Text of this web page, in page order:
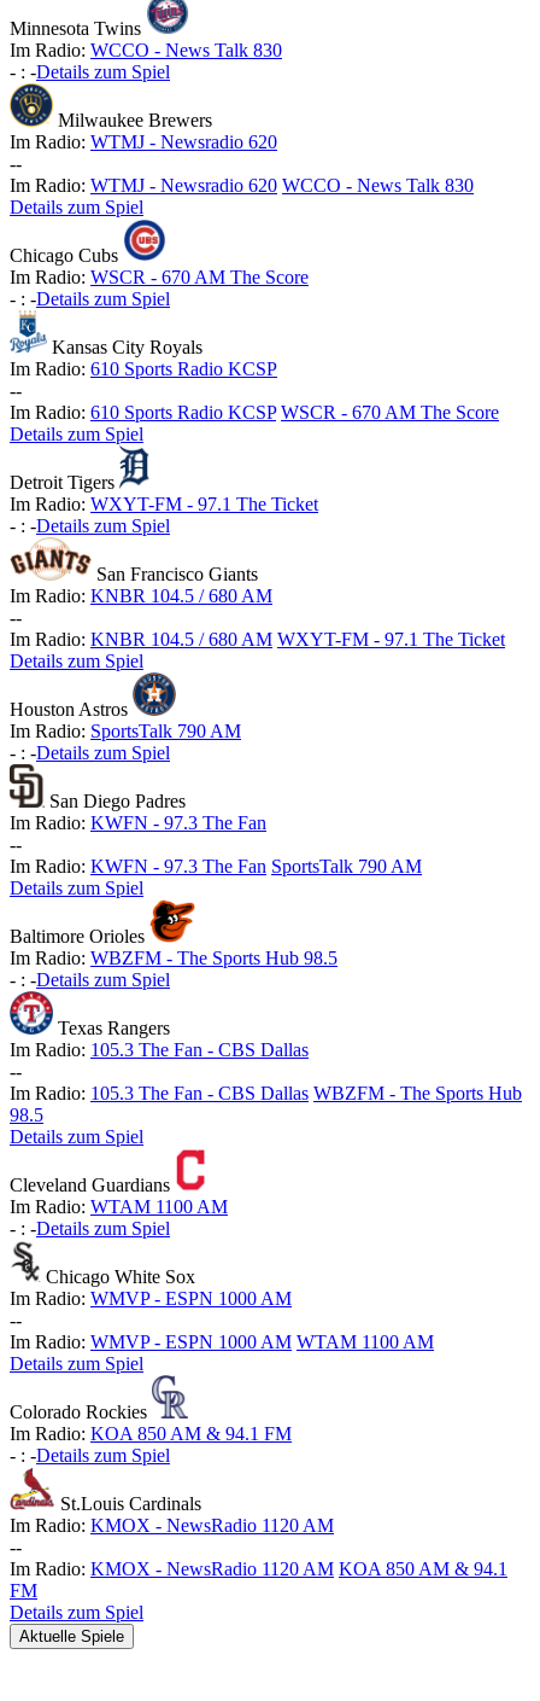
Minnesota Twins
Im Radio: WCCO - News Talk 830
- : -Details zum Spiel
Milwaukee Brewers
Im Radio: WTMJ - Newsradio 620
--
Im Radio: WTMJ - Newsradio 620 WCCO - News Talk 830
Details zum Spiel
Chicago Cubs
Im Radio: WSCR - 670 AM The Score
- : -Details zum Spiel
Kansas City Royals
Im Radio: 610 Sports Radio KCSP
--
Im Radio: 610 Sports Radio KCSP WSCR - 670 AM The Score
Details zum Spiel
Detroit Tigers
Im Radio: WXYT-FM - 97.1 The Ticket
- : -Details zum Spiel
San Francisco Giants
Im Radio: KNBR 104.5 / 680 AM
--
Im Radio: KNBR 104.5 / 680 AM WXYT-FM - 97.1 The Ticket
Details zum Spiel
Houston Astros
Im Radio: SportsTalk 790 AM
- : -Details zum Spiel
San Diego Padres
Im Radio: KWFN - 97.3 The Fan
--
Im Radio: KWFN - 97.3 The Fan SportsTalk 790 AM
Details zum Spiel
Baltimore Orioles
Im Radio: WBZFM - The Sports Hub 98.5
- : -Details zum Spiel
Texas Rangers
Im Radio: 105.3 The Fan - CBS Dallas
--
Im Radio: 105.3 The Fan - CBS Dallas WBZFM - The Sports Hub
98.5
Details zum Spiel
Cleveland Guardians
Im Radio: WTAM 1100 AM
- : -Details zum Spiel
Chicago White Sox
Im Radio: WMVP - ESPN 1000 AM
--
Im Radio: WMVP - ESPN 1000 AM WTAM 1100 AM
Details zum Spiel
Colorado Rockies
Im Radio: KOA 850 AM & 94.1 FM
- : -Details zum Spiel
St.Louis Cardinals
Im Radio: KMOX - NewsRadio 1120 AM
--
Im Radio: KMOX - NewsRadio 1120 AM KOA 850 AM & 94.1
FM
Details zum Spiel
Aktuelle Spiele